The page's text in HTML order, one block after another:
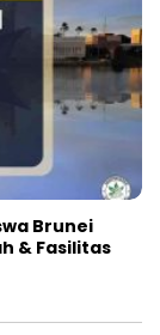
Brunei
& Fasilitas